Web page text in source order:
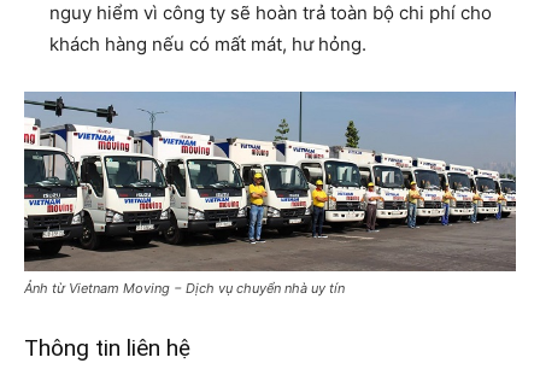
nguy hiểm vì công ty sẽ hoàn trả toàn bộ chi phí cho
khách hàng nếu có mất mát, hư hỏng.
Ảnh từ Vietnam Moving − Dịch vụ chuyển nhà uy tín
Thông tin liên hệ